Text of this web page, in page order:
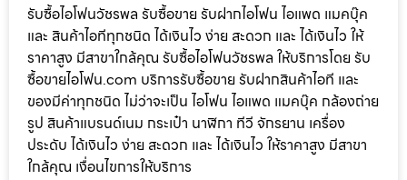
รับซื้อไอโฟนวัชรพล รับซื้อขาย รับฝากไอโฟน ไอแพด แมคบุ๊ค
และ สินค้าไอทีทุกชนิด ได้เงินไว ง่าย สะดวก และ ได้เงินไว ให้
ราคาสูง มีสาขาใกล้คุณ รับซื้อไอโฟนวัชรพล ให้บริการโดย รับ
ซื้อขายไอโฟน.com บริการรับซื้อขาย รับฝากสินค้าไอที และ
ของมีค่าทุกชนิด ไม่ว่าจะเป็น ไอโฟน ไอแพด แมคบุ๊ค กล้องถ่าย
รูป สินค้าแบรนด์เนม กระเป๋า นาฬิกา ทีวี จักรยาน เครื่อง
ประดับ ได้เงินไว ง่าย สะดวก และ ได้เงินไว ให้ราคาสูง มีสาขา
ใกล้คุณ เงื่อนไขการให้บริการ